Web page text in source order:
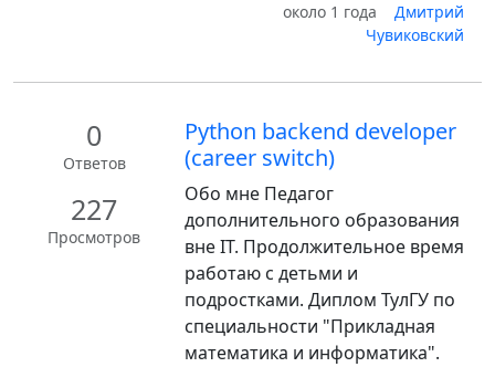
около 1 года
Дмитрий
Чувиковский
0
Ответов
227
Просмотров
Python backend developer
(career switch)
Обо мне Педагог
дополнительного образования
вне IT. Продолжительное время
работаю с детьми и
подростками. Диплом ТулГУ по
специальности "Прикладная
математика и информатика".